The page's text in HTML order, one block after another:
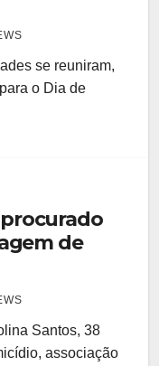
se reuniram,
o Dia de
de
Santos, 38
associação